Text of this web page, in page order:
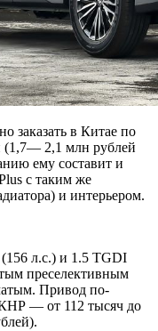
заказать в Китае по
(1,7— 2,1 млн рублей
ему составит и
с таким же
и интерьером.
л.с.) и 1.5 TGDI
преселективным
Привод по-
— от 112 тысяч до